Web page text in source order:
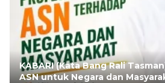
KABARI (Kata Bang Rali Tasman) :
ASN untuk Negara dan